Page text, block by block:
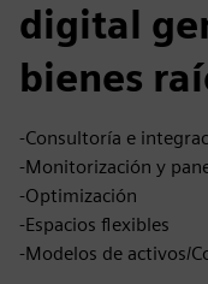
digital
bienes
-Consultoría e
-Monitorización y
-Optimización
-Espacios flexibles
-Modelos de activos/